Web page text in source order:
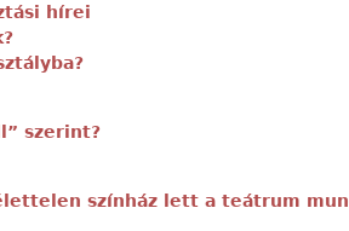
hírei
szerint?
színház lett a teátrum